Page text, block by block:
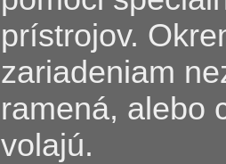
prístrojov.
zariadeniam
ramená, alebo
volajú.